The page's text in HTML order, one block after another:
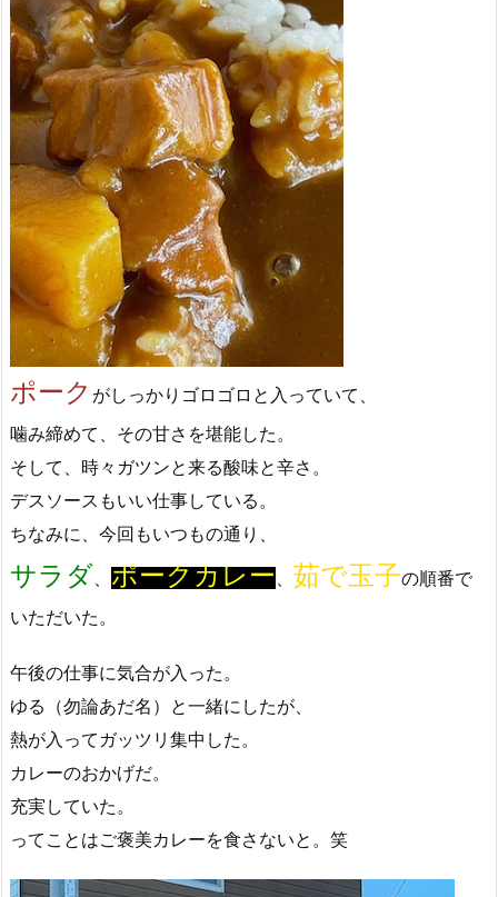
ポーク がしっかりゴロゴロと入っていて、
噛み締めて、その甘さを堪能した。
そして、時々ガツンと来る酸味と辛さ。
デスソースもいい仕事している。
ちなみに、今回もいつもの通り、
サラダ ポークカレー 茹で玉子の順番で
いただいた。
午後の仕事に気合が入った。
ゆる（勿論あだ名）と一緒にしたが、
熱が入ってガッツリ集中した。
カレーのおかげだ。
充実していた。
ってことはご褒美カレーを食さないと。笑